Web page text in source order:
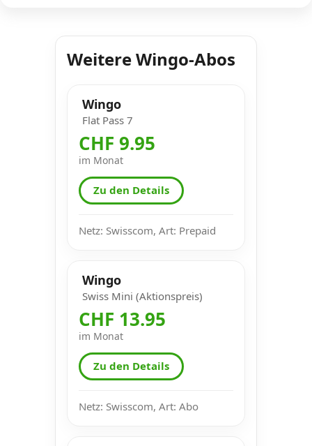
Weitere Wingo-Abos
Wingo
Flat Pass 7
CHF 9.95
im Monat
Zu den Details
Netz: Swisscom, Art: Prepaid
Wingo
Swiss Mini (Aktionspreis)
CHF 13.95
im Monat
Zu den Details
Netz: Swisscom, Art: Abo